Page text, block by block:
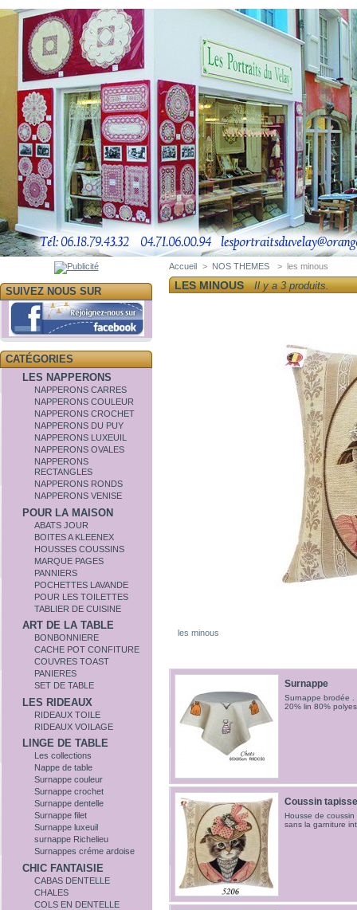
SUIVEZ NOUS SUR
CATÉGORIES
LES NAPPERONS
NAPPERONS CARRES
NAPPERONS COULEUR
NAPPERONS CROCHET
NAPPERONS DU PUY
NAPPERONS LUXEUIL
NAPPERONS OVALES
NAPPERONS
RECTANGLES
NAPPERONS RONDS
NAPPERONS VENISE
POUR LA MAISON
ABATS JOUR
BOITES A KLEENEX
HOUSSES COUSSINS
MARQUE PAGES
PANNIERS
POCHETTES LAVANDE
POUR LES TOILETTES
TABLIER DE CUISINE
ART DE LA TABLE
BONBONNIERE
CACHE POT CONFITURE
COUVRES TOAST
PANIERES
SET DE TABLE
LES RIDEAUX
RIDEAUX TOILE
RIDEAUX VOILAGE
LINGE DE TABLE
Les collections
Nappe de table
Surnappe couleur
Surnappe crochet
Surnappe dentelle
Surnappe filet
Surnappe luxeuil
surnappe Richelieu
Surnappes créme ardoise
CHIC FANTAISIE
CABAS DENTELLE
CHALES
COLS EN DENTELLE
Accueil > NOS THEMES > les minous
LES MINOUS Il y a 3 produits.
les minous
Surnappe
Surnappe brodée .
20% lin 80%
Coussin
Housse de coussin
sans la garniture